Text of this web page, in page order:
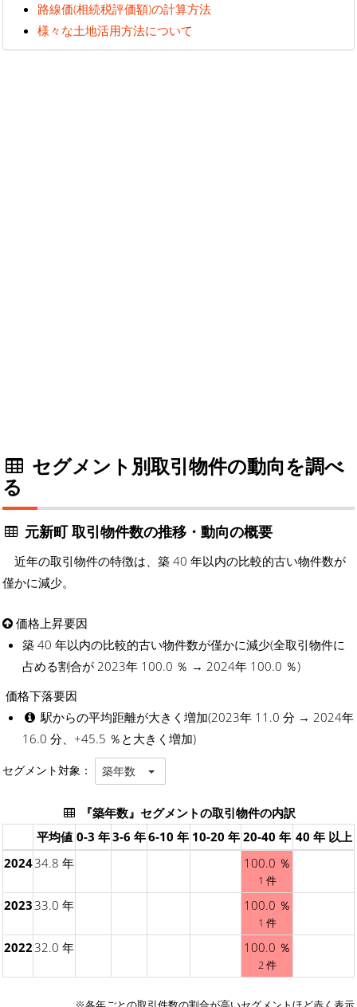
路線価(相続税評価額)の計算方法
様々な土地活用方法について
セグメント別取引物件の動向を調べ
る
元新町 取引物件数の推移・動向の概要
近年の取引物件の特徴は、築 40 年以内の比較的古い物件数が
僅かに減少。
価格上昇要因
築 40 年以内の比較的古い物件数が僅かに減少(全取引物件に
占める割合が 2023年 100.0 ％ → 2024年 100.0 ％)
価格下落要因
駅からの平均距離が大きく増加(2023年 11.0 分 → 2024年
16.0 分、+45.5 ％と大きく増加)
セグメント対象： 築年数
『築年数』セグメントの取引物件の内訳
平均値 0-3 年3-6 年6-10 年 10-20 年 20-40 年 40 年 以上
202434.8 年 100.0 ％
1 件
2023 33.0 年 100.0 ％
1 件
2022 32.0 年 100.0 ％
2 件